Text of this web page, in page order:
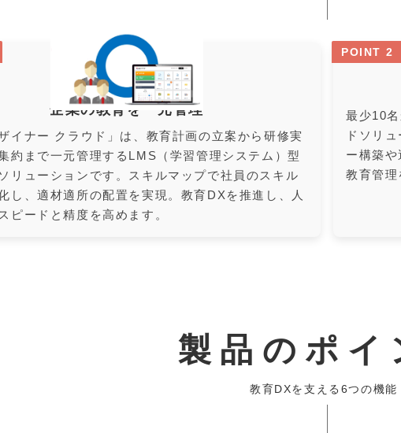
企業の教育を一元管理
ザイナー クラウド」は、教育計画の立案から研修実
約まで一元管理するLMS（学習管理システム）型
リューションです。スキルマップで社員のスキル
し、適材適所の配置を実現。教育DXを推進し、人
ピードと精度を高めます。
POINT 2
最少10
ドソリ
ー構築
教育管理
製品のポイ
教育DXを支える6つの機能